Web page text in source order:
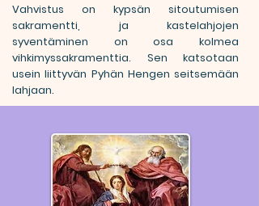
Vahvistus on kypsän sitoutumisen
sakramentti, ja kastelahjojen
syventäminen on osa kolmea
vihkimyssakramenttia. Sen katsotaan
usein liittyvän Pyhän Hengen seitsemään
lahjaan.